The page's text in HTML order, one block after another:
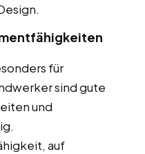
für
sind gute
und
auf